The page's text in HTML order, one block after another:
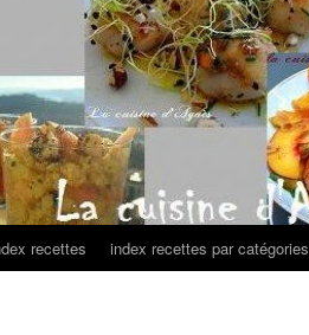
recettes index recettes par catégories